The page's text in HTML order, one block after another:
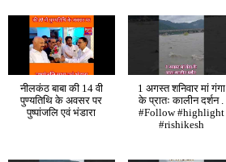
नीलकंठ बाबा की 14 वी
पुण्यतिथि के अवसर पर
पुष्पांजलि एवं भंडारा
1 अगस्त शनिवार मां गंगा
के प्रातः कालीन दर्शन .
#Follow #highlight
#rishikesh